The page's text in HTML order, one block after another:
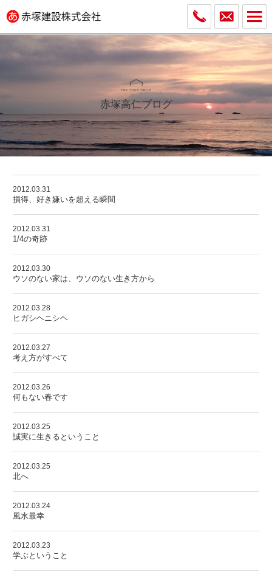
赤塚高仁ブログ
2012.03.31
損得、好き嫌いを超える瞬間
2012.03.31
1/4の奇跡
2012.03.30
ウソのない家は、ウソのない生き方から
2012.03.28
ヒガシヘニシヘ
2012.03.27
考え方がすべて
2012.03.26
何もない春です
2012.03.25
誠実に生きるということ
2012.03.25
北へ
2012.03.24
風水最幸
2012.03.23
学ぶということ